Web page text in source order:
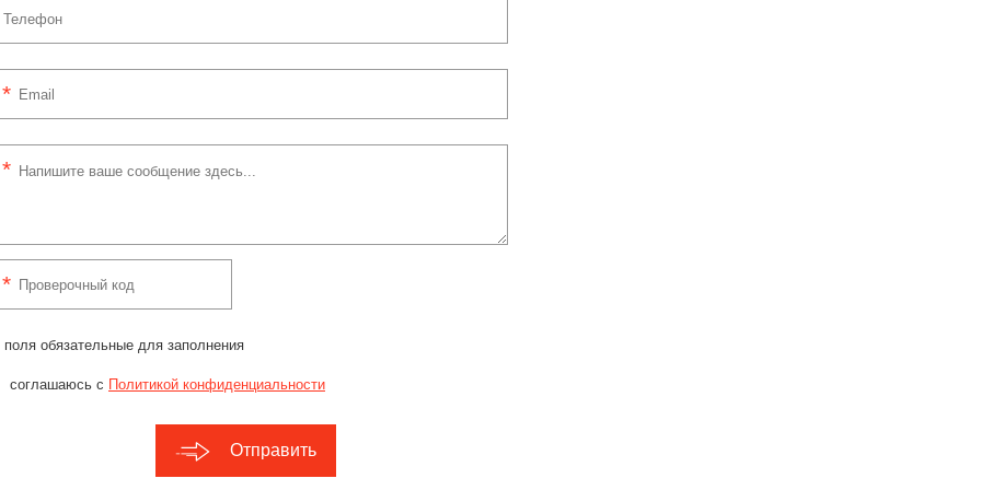
обязательные для заполнения
соглашаюсь с Политикой конфиденциальности
Отправить